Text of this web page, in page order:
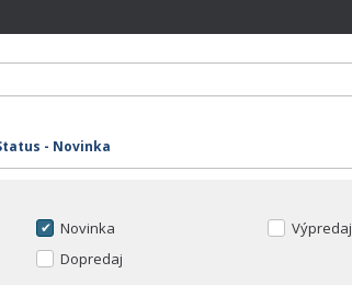
- Novinka
Novinka Výpredaj
Dopredaj